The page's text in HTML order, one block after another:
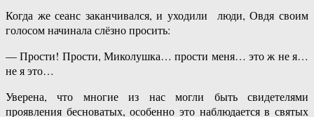
Когда же сеанс заканчивался, и уходили люди, Овдя своим
голосом начинала слёзно просить:
— Прости! Прости, Миколушка… прости меня… это ж не я…
не я это…
Уверена, что многие из нас могли быть свидетелями
проявления бесноватых, особенно это наблюдается в святых